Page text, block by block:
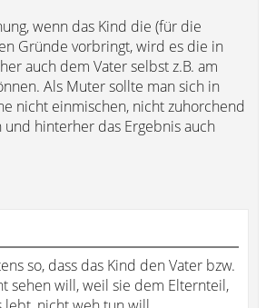
wenn das Kind die (für die
Gründe vorbringt, wird es die in
auch dem Vater selbst z.B. am
Als Muter sollte man sich in
nicht einmischen, nicht zuhorchend
hinterher das Ergebnis auch
so, dass das Kind den Vater bzw.
sehen will, weil sie dem Elternteil,